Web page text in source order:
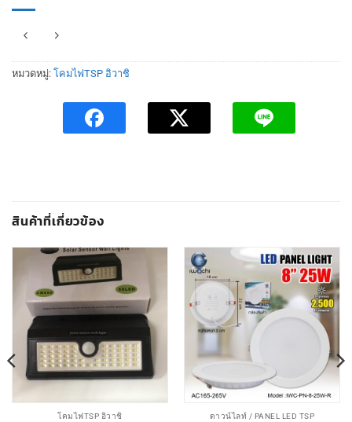
หมวดหมู่: โคมไฟTSP อิวาชิ
สินค้าที่เกี่ยวข้อง
โคมไฟTSP อิวาชิ ดาวน์ไลท์ / PANEL LED TSP